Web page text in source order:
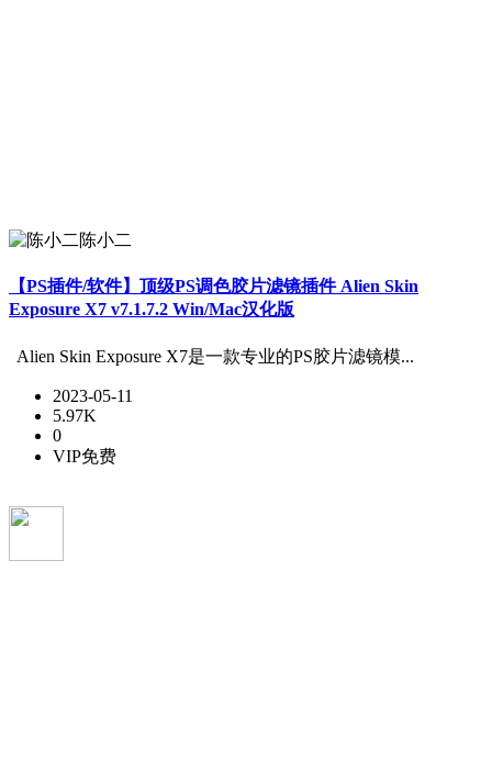
陈小二
【PS插件/软件】顶级PS调色胶片滤镜插件 Alien Skin
Exposure X7 v7.1.7.2 Win/Mac汉化版
Alien Skin Exposure X7是一款专业的PS胶片滤镜模...
2023-05-11
5.97K
0
VIP免费